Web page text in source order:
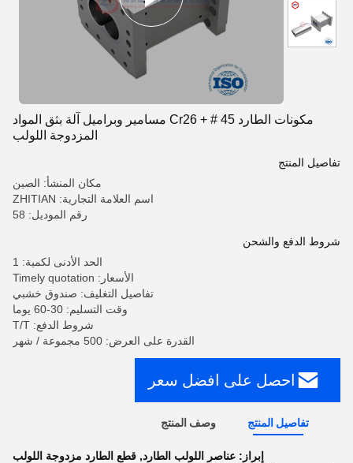
مكونات الطارد 45 # + Cr26 مسامير وبراميل آلة بثق المواد
المزدوجة اللولب
تفاصيل المنتج
مكان المنشأ: الصين
اسم العلامة التجارية: ZHITIAN
رقم الموديل: 58
شروط الدفع والشحن
الحد الأدنى لكمية: 1
الأسعار: Timely quotation
تفاصيل التغليف: صندوق خشبي
وقت التسليم: 30-60 يوما
شروط الدفع: T/T
القدرة على العرض: 500 مجموعة / شهر
احصل على افضل سعر
تفاصيل المنتج وصف المنتج
إبراز: عناصر اللولب الطارد, قطع الطارد مزدوجة اللولب